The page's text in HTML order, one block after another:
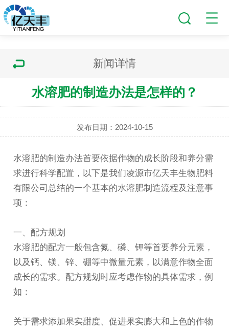
新闻详情
水溶肥的制造办法是怎样的？
发布日期：2024-10-15
水溶肥的制造办法首要依据作物的成长阶段和养分需
求进行科学配置，以下是我们凌源市亿天丰生物肥料
有限公司总结的一个基本的水溶肥制造流程及注意事
项：
一、配方规划
水溶肥的配方一般包含氮、磷、钾等首要养分元素，
以及钙、镁、锌、硼等中微量元素，以满意作物全面
成长的需求。配方规划时应考虑作物的具体需求，例
如：
关于需求添加果实甜度、促进果实膨大和上色的作物